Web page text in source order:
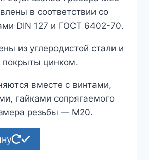
в соответствии со
DIN 127 и ГОСТ 6402-70.
из углеродистой стали и
покрыты цинком.
вместе с винтами,
гайками сопрягаемого
резьбы — М20.